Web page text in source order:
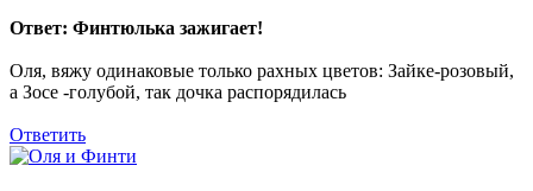
Ответ: Финтюлька зажигает!
Оля, вяжу одинаковые только рахных цветов: Зайке-розовый,
а Зосе -голубой, так дочка распорядилась
Ответить